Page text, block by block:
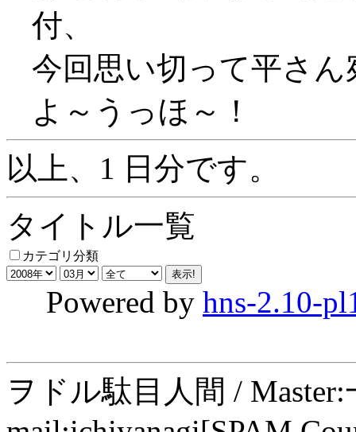
付、
今回思い切って平さ
よ～うっほ～！
以上、1 日分です。
タイトル一覧
カテゴリ分類
Powered by hns-2.10-
ヲドル駄目人間 /